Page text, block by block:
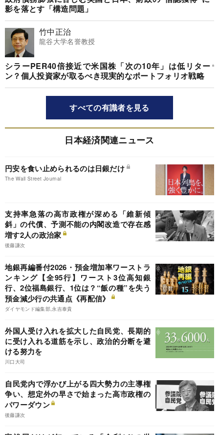
影を落とす「構造問題」
竹中正治
龍谷大学名誉教授
シラーPER40倍接近で米国株「次の10年」は低リター
ン？個人投資家が取るべき現実的なポートフォリオ戦略
すべての有識者を見る
日本経済関連ニュース
円安を食い止められるのは日銀だけ
The Wall Street Journal
支持率急落の高市政権が深める「維新傾
斜」の代償、予測不能の内閣改造で存在感
増す2人の政治家
後藤謙次
地銀再編番付2026・預金増加率ワーストラ
ンキング【全95行】ワースト3位高知銀
行、2位福島銀行、1位は？“飯の種”を失う
預金減少行の共通点《再配信》
ダイヤモンド編集部,永吉泰貴
外国人受け入れを拡大した自民党、長期的
に受け入れる道筋を示し、政治的分断を避
ける努力を
川口大司
自民党内で浮かび上がる四大勢力の主導権
争い、想定外の早さで始まった高市政権の
パワーダウン
後藤謙次